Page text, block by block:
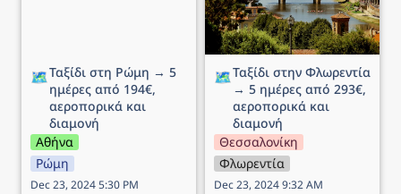
🗺️Ταξίδι στη Ρώμη → 5
ημέρες από 194€,
αεροπορικά και
διαμονή
Αθήνα
Ρώμη
Dec 23, 2024 5:30 PM
🗺️Ταξίδι στην Φλωρεντία
→ 5 ημέρες από 293€,
αεροπορικά και
διαμονή
Θεσσαλονίκη
Φλωρεντία
Dec 23, 2024 9:32 AM